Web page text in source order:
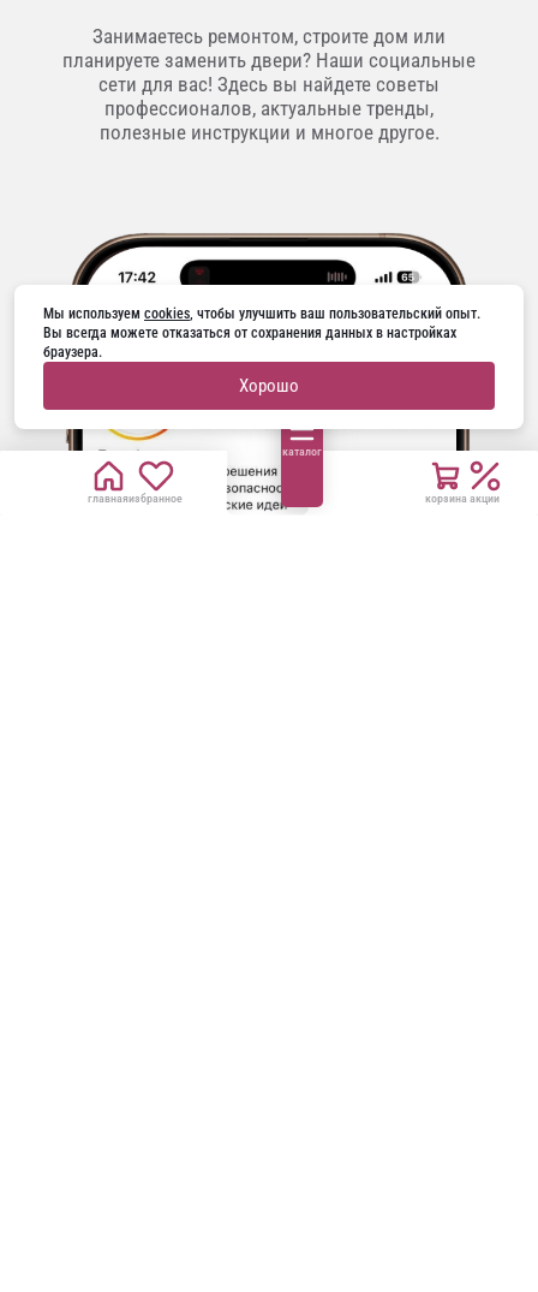
главнаяизбранное
каталог
корзина акции
Занимаетесь ремонтом, строите дом или
планируете заменить двери? Наши социальные
сети для вас! Здесь вы найдете советы
профессионалов, актуальные тренды,
полезные инструкции и многое другое.
Мы используем cookies, чтобы улучшить ваш пользовательский опыт.
Вы всегда можете отказаться от сохранения данных в настройках
браузера.
Хорошо